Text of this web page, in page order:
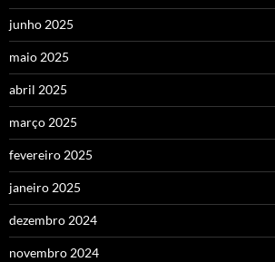
junho 2025
maio 2025
abril 2025
março 2025
fevereiro 2025
janeiro 2025
dezembro 2024
novembro 2024